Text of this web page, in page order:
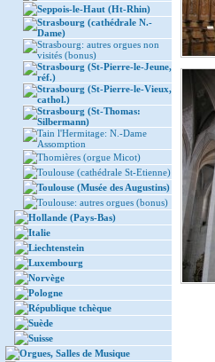
Seppois-le-Haut (Ht-Rhin)
Strasbourg (cathédrale N.-
Dame)
Strasbourg: autres orgues non
visités (bonus)
Strasbourg (St-Pierre-le-Jeune,
réf.)
Strasbourg (St-Pierre-le-Vieux,
cathol.)
Strasbourg (St-Thomas:
Silbermann)
Tain l'Hermitage: N.-Dame
Assomption
Thomières (orgue Micot)
Toulouse (cathédrale St-Etienne)
Toulouse (Musée des Augustins)
Toulouse: autres orgues (bonus)
Hollande (Pays-Bas)
Italie
Liechtenstein
Luxembourg
Norvège
Pologne
République tchèque
Suède
Suisse
Orgues, Salles de Musique